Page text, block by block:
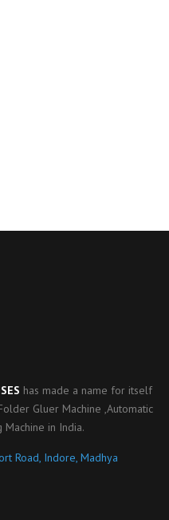
has made a name for itself
Gluer Machine ,Automatic
Machine in India.
Road, Indore, Madhya